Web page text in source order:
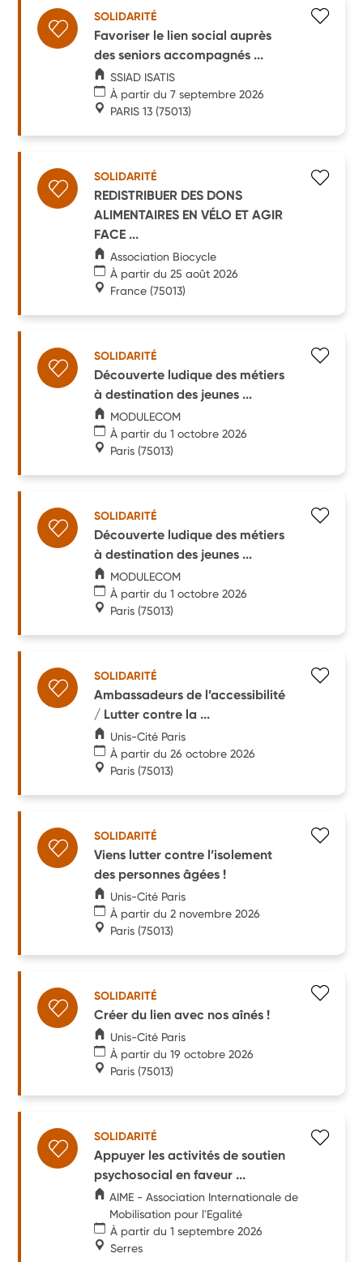
SOLIDARITÉ
Favoriser le lien social auprès
des seniors accompagnés ...
SSIAD ISATIS
À partir du 7 septembre 2026
PARIS 13 (75013)
SOLIDARITÉ
REDISTRIBUER DES DONS
ALIMENTAIRES EN VÉLO ET AGIR
FACE ...
Association Biocycle
À partir du 25 août 2026
France (75013)
SOLIDARITÉ
Découverte ludique des métiers
à destination des jeunes ...
MODULECOM
À partir du 1 octobre 2026
Paris (75013)
SOLIDARITÉ
Découverte ludique des métiers
à destination des jeunes ...
MODULECOM
À partir du 1 octobre 2026
Paris (75013)
SOLIDARITÉ
Ambassadeurs de l’accessibilité
/ Lutter contre la ...
Unis-Cité Paris
À partir du 26 octobre 2026
Paris (75013)
SOLIDARITÉ
Viens lutter contre l’isolement
des personnes âgées !
Unis-Cité Paris
À partir du 2 novembre 2026
Paris (75013)
SOLIDARITÉ
Créer du lien avec nos aînés !
Unis-Cité Paris
À partir du 19 octobre 2026
Paris (75013)
SOLIDARITÉ
Appuyer les activités de soutien
psychosocial en faveur ...
AIME - Association Internationale de
Mobilisation pour l'Egalité
À partir du 1 septembre 2026
Serres